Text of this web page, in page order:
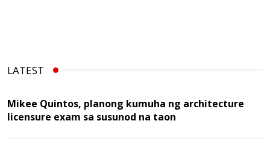
LATEST
Mikee Quintos, planong kumuha ng architecture
licensure exam sa susunod na taon